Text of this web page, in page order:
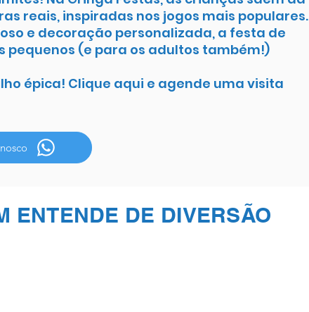
reais, inspiradas nos jogos mais populares.
e decoração personalizada, a festa de
pequenos (e para os adultos também!)
épica! Clique aqui e agende uma visita
ENTENDE DE DIVERSÃO